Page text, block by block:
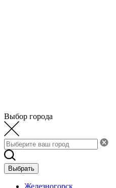
Выбор города
Выбрать
Железногорск